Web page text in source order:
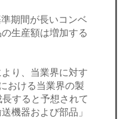
期間が長いコンベ
生産額は増加する
り、当業界に対す
おける当業界の製
すると予想されて
機器および部品」